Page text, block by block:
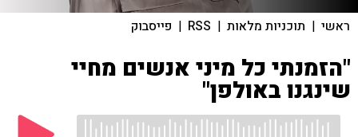
ראשי | תוכניות מלאות |
RSS
| פייסבוק
"הזמנתי כל מיני אנשים מחיי
שינגנו באולפן"